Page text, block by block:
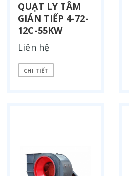
QUẠT LY TÂM
GIÁN TIẾP 4-72-
12C-55KW
Liên hệ
CHI TIẾT